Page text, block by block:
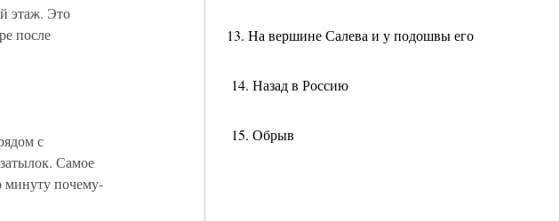
13. На вершине Салева и у подошвы его
14. Назад в Россию
15. Обрыв
этаж. Это
после
с
Самое
минуту почему-